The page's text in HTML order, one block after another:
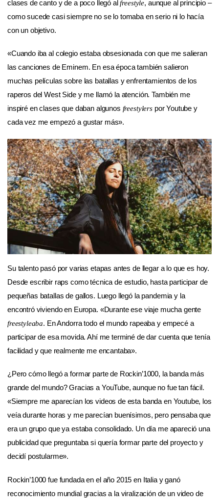
clases de canto y de a poco llegó alfreestyle, aunque al principio –
como sucede casi siempre no se lo tomaba en serio ni lo hacía
con un objetivo.
«Cuando iba al colegio estaba obsesionada con que me salieran
las canciones de Eminem. En esa época también salieron
muchas películas sobre las batallas y enfrentamientos de los
raperos del West Side y me llamó la atención. También me
inspiré en clases que daban algunos freestylerspor Youtube y
cada vez me empezó a gustar más».
Su talento pasó por varias etapas antes de llegar a lo que es hoy.
Desde escribir raps como técnica de estudio, hasta participar de
pequeñas batallas de gallos. Luego llegó la pandemia y la
encontró viviendo en Europa. «Durante ese viaje mucha gente
freestyleaba. En Andorra todo el mundo rapeaba y empecé a
participar de esa movida. Ahí me terminé de dar cuenta que tenía
facilidad y que realmente me encantaba».
¿Pero cómo llegó a formar parte de Rockin’1000, la banda más
grande del mundo? Gracias a YouTube, aunque no fue tan fácil.
«Siempre me aparecían los videos de esta banda en Youtube, los
veía durante horas y me parecían buenísimos, pero pensaba que
era un grupo que ya estaba consolidado. Un día me apareció una
publicidad que preguntaba si quería formar parte del proyecto y
decidí postularme».
Rockin’1000 fue fundada en el año 2015 en Italia y ganó
reconocimiento mundial gracias a la viralización de un video de